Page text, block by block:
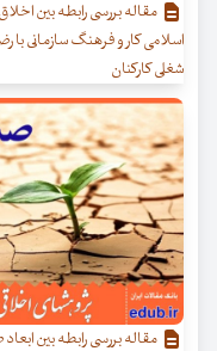
مقاله بررسی رابطه بین اخلاق
اسلامی کار و فرهنگ سازمانی با
شغلی کارکنان
مقاله بررسی رابطه بین ابعاد